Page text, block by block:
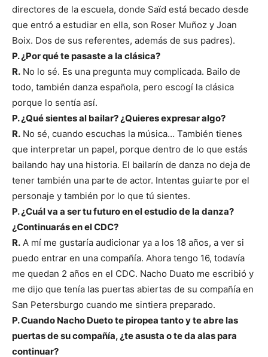
directores de la escuela, donde Saïd está becado desde
que entró a estudiar en ella, son Roser Muñoz y Joan
Boix. Dos de sus referentes, además de sus padres).
P. ¿Por qué te pasaste a la clásica?
R. No lo sé. Es una pregunta muy complicada. Bailo de
todo, también danza española, pero escogí la clásica
porque lo sentía así.
P. ¿Qué sientes al bailar? ¿Quieres expresar algo?
R. No sé, cuando escuchas la música… También tienes
que interpretar un papel, porque dentro de lo que estás
bailando hay una historia. El bailarín de danza no deja de
tener también una parte de actor. Intentas guiarte por el
personaje y también por lo que tú sientes.
P. ¿Cuál va a ser tu futuro en el estudio de la danza?
¿Continuarás en el CDC?
R. A mí me gustaría audicionar ya a los 18 años, a ver si
puedo entrar en una compañía. Ahora tengo 16, todavía
me quedan 2 años en el CDC. Nacho Duato me escribió y
me dijo que tenía las puertas abiertas de su compañía en
San Petersburgo cuando me sintiera preparado.
P. Cuando Nacho Dueto te piropea tanto y te abre las
puertas de su compañía, ¿te asusta o te da alas para
continuar?